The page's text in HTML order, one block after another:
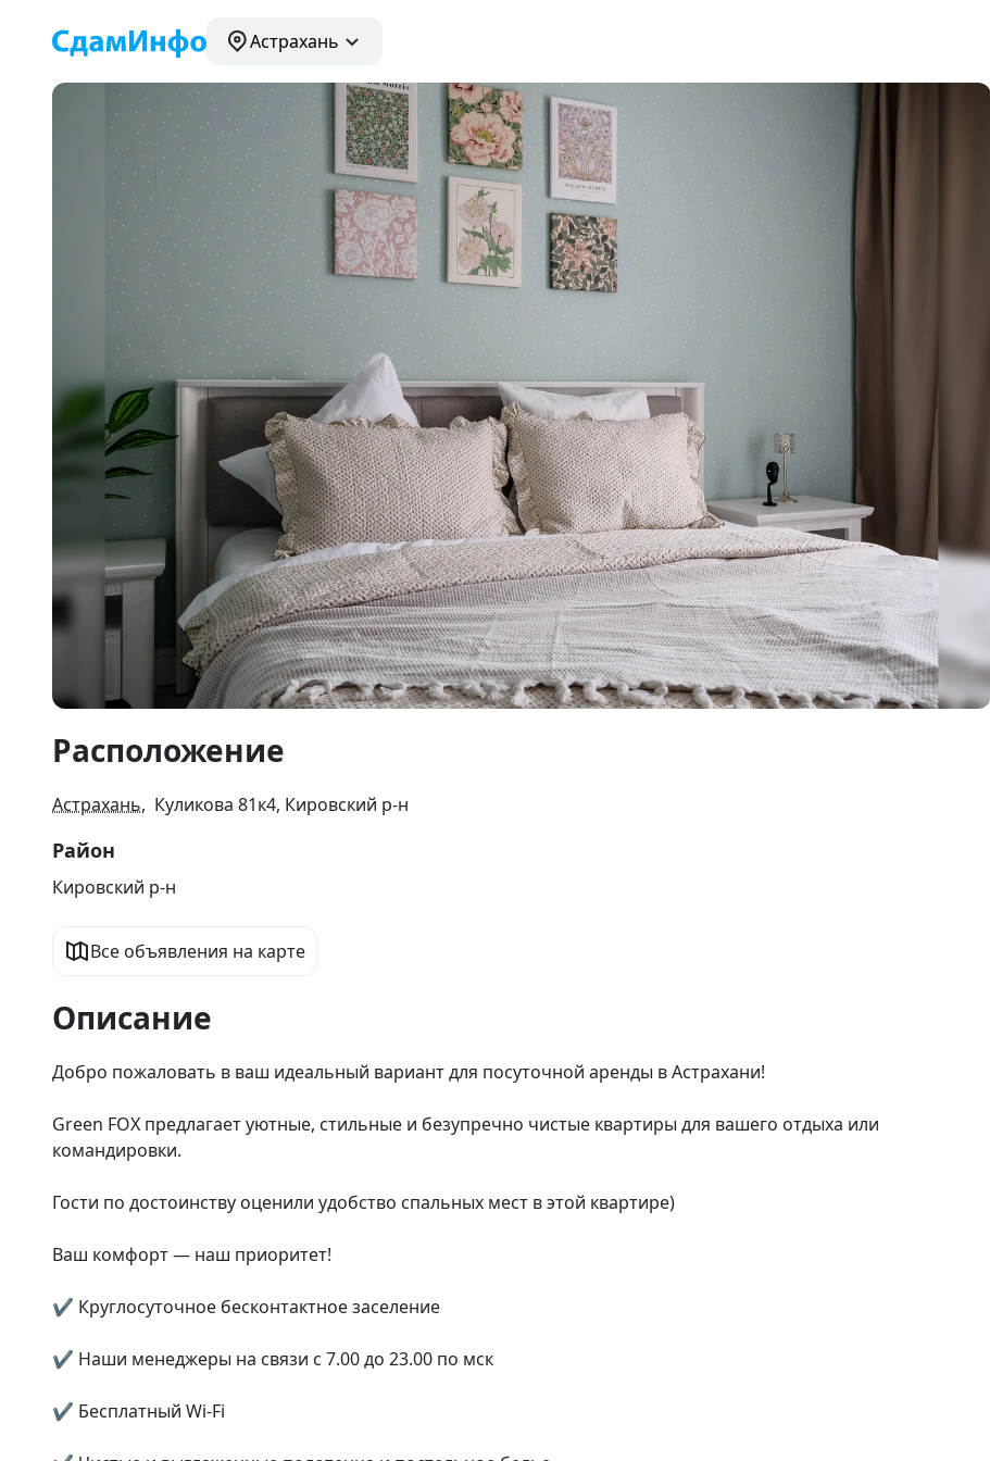
Астрахань
1
11
Расположение
Астрахань, Куликова 81к4, Кировский р-н
Район
Кировский р-н
Все объявления на карте
Описание
Добро пожаловать в ваш идеальный вариант для посуточной аренды в Астрахани!
Green FOX предлагает уютные, стильные и безупречно чистые квартиры для вашего отдыха или
командировки.
Гости по достоинству оценили удобство спальных мест в этой квартире)
Ваш комфорт — наш приоритет!
✔ Круглосуточное бесконтактное заселение
✔ Наши менеджеры на связи с 7.00 до 23.00 по мск
✔ Бесплатный Wi-Fi